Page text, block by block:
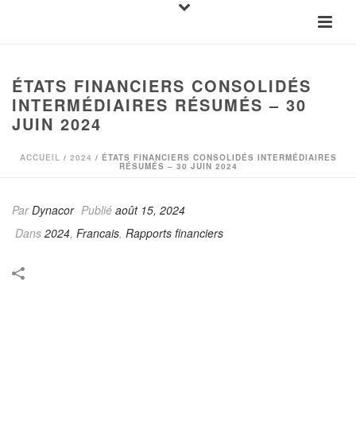
ÉTATS FINANCIERS CONSOLIDÉS
INTERMÉDIAIRES RÉSUMÉS – 30
JUIN 2024
ACCUEIL / 2024 / ÉTATS FINANCIERS CONSOLIDÉS INTERMÉDIAIRES
RÉSUMÉS – 30 JUIN 2024
ParDynacor Publié août 15, 2024
Dans 2024, Francais, Rapports financiers